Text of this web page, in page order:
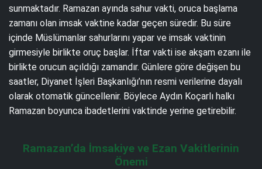
sunmaktadır. Ramazan ayında sahur vakti, oruca başlama
zamanı olan imsak vaktine kadar geçen süredir. Bu süre
içinde Müslümanlar sahurlarını yapar ve imsak vaktinin
girmesiyle birlikte oruç başlar. İftar vakti ise akşam ezanı ile
birlikte orucun açıldığı zamandır. Günlere göre değişen bu
saatler, Diyanet İşleri Başkanlığı’nın resmi verilerine dayalı
olarak otomatik güncellenir. Böylece Aydın Koçarlı halkı
Ramazan boyunca ibadetlerini vaktinde yerine getirebilir.
Ramazan’da İmsakiye ve Ezan Vakitlerinin
Önemi